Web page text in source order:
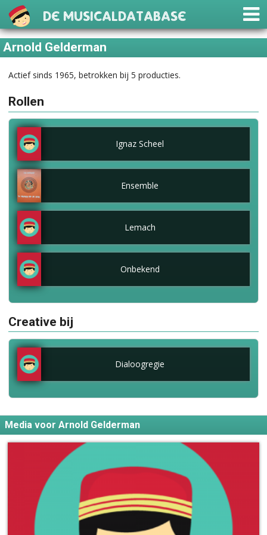
De Musicaldatabase
Arnold Gelderman
Actief sinds 1965, betrokken bij 5 producties.
Rollen
Ignaz Scheel
Ensemble
Lemach
Onbekend
Creative bij
Dialoogregie
Media voor Arnold Gelderman